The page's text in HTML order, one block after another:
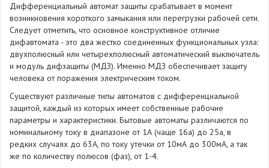
Дифференциальный автомат защиты срабатывает в момент
возникновения короткого замыкания или перегрузки рабочей сети.
Следует отметить, что основное конструктивное отличие
дифавтомата - это два жестко соединенных функциональных узла:
двухполюсный или четырехполюсный автоматический выключатель
и модуль дифзащиты (МДЗ). Именно МДЗ обеспечивает защиту
человека от поражения электрическим током.
Существуют различные типы автоматов с дифференциальной
защитой, каждый из которых имеет собственные рабочие
параметры и характеристики. Бытовые автоматы различаются по
номинальному току в диапазоне от 1А (чаще 16а) до 25а, в
редких случаях до 63А, по току утечки от 10мА до 300мА, а так
же по количеству полюсов (фаз), от 1-4.